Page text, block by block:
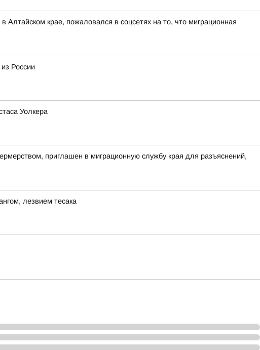
крае, пожаловался в соцсетях на то, что миграционная
России
Уолкера
приглашен в миграционную службу края для разъяснений,
лезвием тесака